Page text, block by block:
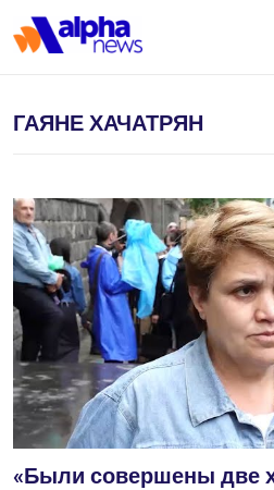
ГАЯНЕ ХАЧАТРЯН
«Были совершены две